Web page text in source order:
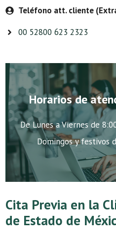
Teléfono att. cliente
00 52800 623 2323
Horarios de
De Lunes a Viernes de
Domingos y festivos
Cita Previa en la
de Estado de